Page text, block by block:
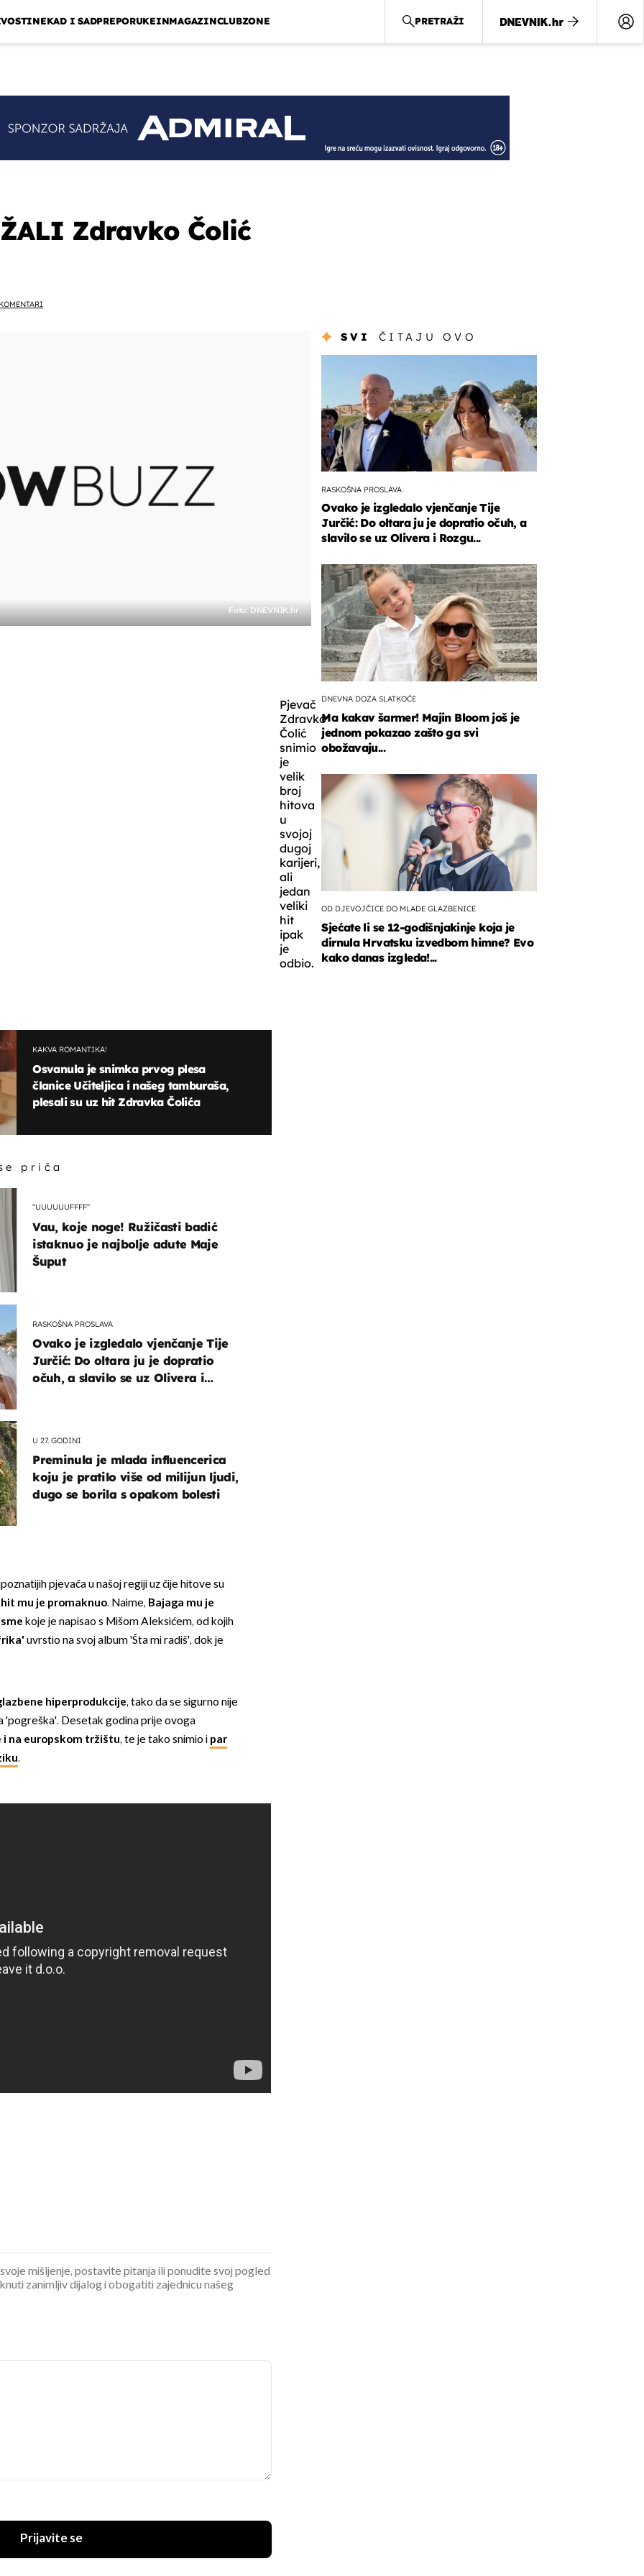
NEKAD I SADPREPORUKEINMAGAZINCLUBZONE PRETRAŽI
Zdravko Čolić
KOMENTARI
Foto: DNEVNIK.hr
Pjevač
Zdravko
Čolić
snimio
je
velik
broj
hitova
u
svojoj
dugoj
karijeri,
ali
jedan
veliki
hit
ipak
je
odbio.
KAKVA ROMANTIKA!
Osvanula je snimka prvog plesa
članice Učiteljica i našeg tamburaša,
plesali su uz hit Zdravka Čolića
priča
"UUUUUUFFFF"
Vau, koje noge! Ružičasti badić
istaknuo je najbolje adute Maje
Šuput
RASKOŠNA PROSLAVA
Ovako je izgledalo vjenčanje Tije
Jurčić: Do oltara ju je dopratio
očuh, a slavilo se uz Olivera i
U 27. GODINI
Preminula je mlada influencerica
koju je pratilo više od milijun ljudi,
dugo se borila s opakom bolesti
pjevača u našoj regiji uz čije hitove su
mu je promaknuo. Naime, Bajaga mu je
koje je napisao s Mišom Aleksićem, od kojih
uvrstio na svoj album 'Šta mi radiš', dok je
hiperprodukcije, tako da se sigurno nije
'pogreška'. Desetak godina prije ovoga
i na europskom tržištu, te je tako snimio i par
.
SVI ČITAJU OVO
RASKOŠNA PROSLAVA
Ovako je izgledalo vjenčanje Tije
Jurčić: Do oltara ju je dopratio očuh, a
slavilo se uz Olivera i Rozgu...
DNEVNA DOZA SLATKOĆE
Ma kakav šarmer! Majin Bloom još je
jednom pokazao zašto ga svi
obožavaju...
OD DJEVOJČICE DO MLADE GLAZBENICE
Sjećate li se 12-godišnjakinje koja je
dirnula Hrvatsku izvedbom himne? Evo
kako danas izgleda!...
mišljenje, postavite pitanja ili ponudite svoj pogled
zanimljiv dijalog i obogatiti zajednicu našeg
Prijavite se
OMOGUĆI OBAVIJESTI